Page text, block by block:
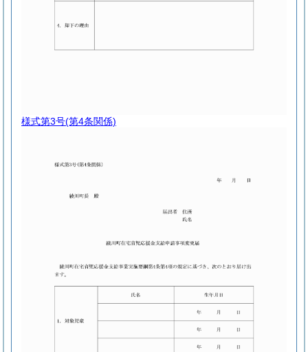
様式第3号(第4条関係)